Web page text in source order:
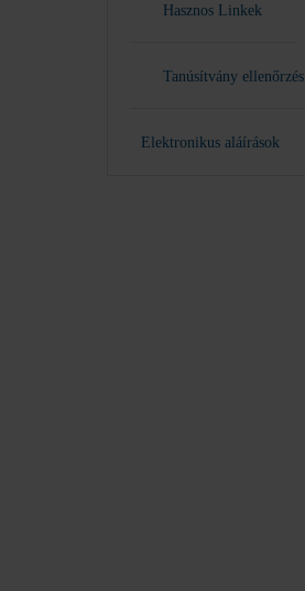
Hasznos Linkek
Tanúsítvány ellenőrzés
Elektronikus aláírások